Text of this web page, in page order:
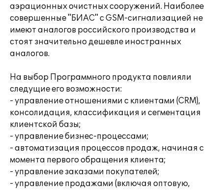
аэрационных очистных сооружений. Наиболее
совершенные "БИАС" с GSM-сигнализацией не
имеют аналогов российского производства и
стоят значительно дешевле иностранных
аналогов.
На выбор Программного продукта повлияли
следущие его возможности:
- управление отношениями с клиентами (CRM),
консолидация, классификация и сегментация
клиентской базы;
- управление бизнес-процессами;
- автоматизация процессов продаж, начиная с
момента первого обращения клиента;
- управление заказами покупателей;
- управление продажами (включая оптовую,